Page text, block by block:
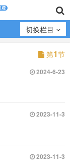
切换栏目
第1节
2024-6-23
2023-11-3
2023-11-3